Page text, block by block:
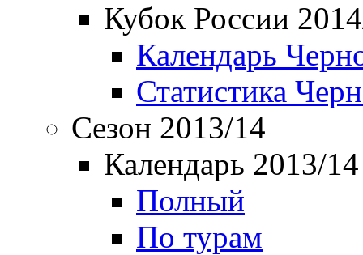
Кубок России
Календарь
Статистика
Сезон 2013/14
Календарь 2013/14
Полный
По турам